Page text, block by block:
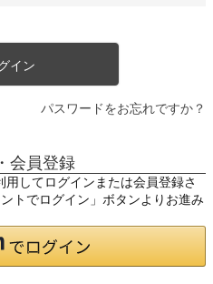
イン
パスワードをお忘れですか？
会員登録
してログインまたは会員登録さ
トでログイン」ボタンよりお進み